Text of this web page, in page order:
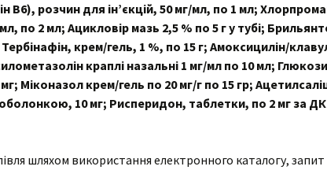
В6), розчин для ін’єкцій, 50 мг/мл, по 1 мл;
по 2 мл; Ацикловір мазь 2,5 % по 5 г у тубі;
крем/гель, 1 %, по 15 г; Амоксицилін/
краплі назальні 1 мг/мл по 10 мл;
Міконазол крем/гель по 20 мг/г по 15 гр;
10 мг; Рисперидон, таблетки, по 2 мг за ДК
шляхом використання електронного каталогу,